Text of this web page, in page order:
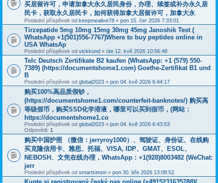
买居留许可，申请加拿大永久居民身份，办理、续签或补办永久居
民卡，获取永久居民卡，如何获得加拿大居留许可，加拿大永
Poslední příspěvek od keepmealive78 « pon 15. čer 2026 7:33:01
Tirzepatide 5mg 10mg 15mg 30mg 45mg Janoshik Test (
WhatsApp +1(501)556-7767)Where to buy peptides online in
USA WhatsAp
Poslední příspěvek od vickkund « úte 12. kvě 2026 10:56:48
Telc Deutsch Zertifikate B2 kaufen (WhatsApp: +1 (579) 550-
7389) (https://documentshome1.com) Goethe-Zertifikat B1 und
B
Poslední příspěvek od global2023 « pon 04. kvě 2026 6:44:17
购买100%高品质假钞，
(https://documentshome1.com/counterfeit-banknotes/) 购买高
等级假币，购买SSD化学溶液，哪里可以买到假币，(网站：
https://documentshome1.co
Poslední příspěvek od global2023 « pon 04. kvě 2026 6:43:53
Odpovědi: 1
购买中国护照 （微信：jerryroy1000）、驾驶证、身份证、在线购
买克隆信用卡、雅思、托福、VISA, IDP、GMAT、ESOL、
NEBOSH、文凭在线办理，WhatsApp：+1(928)8003482 (WeChat:
jerr
Poslední příspěvek od smartsimon « pon 30. bře 2026 13:08:52